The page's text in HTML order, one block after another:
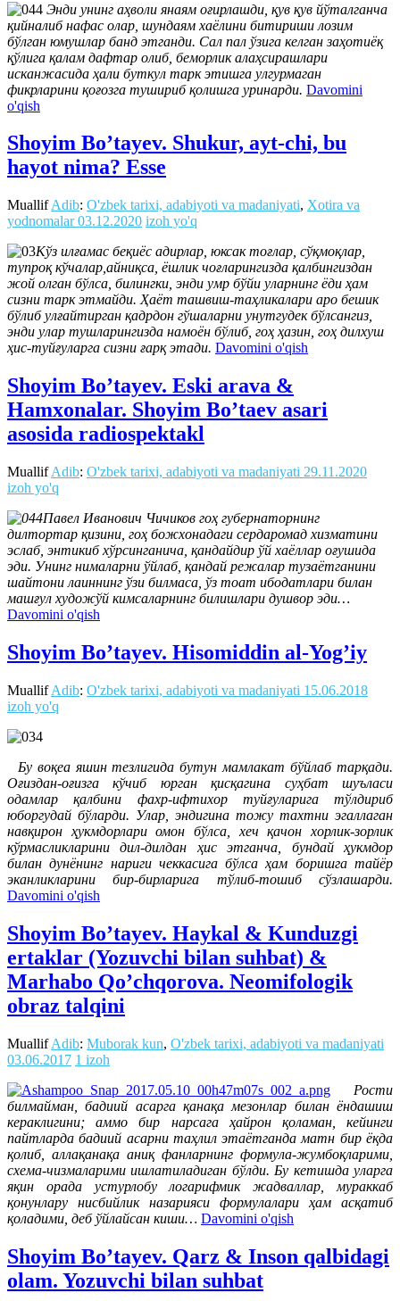
Энди унинг аҳволи янаям оғирлашди, қув қув йўталганча
қийналиб нафас олар, шундаям хаёлини битириши лозим
бўлган юмушлар банд этганди. Сал пал ўзига келган заҳотиёқ
қўлига қалам дафтар олиб, беморлик алаҳсирашлари
исканжасида ҳали буткул тарк этишга улгурмаган
фикрларини қоғозга тушириб қолишга уринарди. Davomini
o'qish
Shoyim Bo’tayev. Shukur, ayt-chi, bu
hayot nima? Esse
MuallifAdib: O'zbek tarixi, adabiyoti va madaniyati, Xotira va
yodnomalar 03.12.2020 izoh yo'q
Кўз илғамас беқиёс адирлар, юксак тоғлар, сўқмоқлар,
тупроқ кўчалар,айниқса, ёшлик чоғларингизда қалбингиздан
жой олган бўлса, билингки, энди умр бўйи уларнинг ёди ҳам
сизни тарк этмайди. Ҳаёт ташвиш-таҳликалари аро бешик
бўлиб улғайтирган қадрдон гўшаларни унутгудек бўлсангиз,
энди улар тушларингизда намоён бўлиб, гоҳ ҳазин, гоҳ дилхуш
ҳис-туйғуларга сизни ғарқ этади. Davomini o'qish
Shoyim Bo’tayev. Eski arava &
Hamxonalar. Shoyim Boʼtaev asari
asosida radiospektakl
MuallifAdib: O'zbek tarixi, adabiyoti va madaniyati 29.11.2020
izoh yo'q
Павел Иванович Чичиков гоҳ губернаторнинг
дилтортар қизини, гоҳ божхонадаги сердаромад хизматини
эслаб, энтикиб хўрсинганича, қандайдир ўй хаёллар оғушида
эди. Унинг нималарни ўйлаб, қандай режалар тузаётганини
шайтони лаиннинг ўзи билмаса, ўз тоат ибодатлари билан
машғул художўй кимсаларнинг билишлари душвор эди…
Davomini o'qish
Shoyim Bo’tayev. Hisomiddin al-Yog’iy
MuallifAdib: O'zbek tarixi, adabiyoti va madaniyati 15.06.2018
izoh yo'q
Бу воқеа яшин тезлигида бутун мамлакат бўйлаб тарқади.
Оғиздан-оғизга кўчиб юрган қисқагина суҳбат шуъласи
одамлар қалбини фахр-ифтихор туйғуларига тўлдириб
юборгудай бўларди. Улар, эндигина тожу тахтни эгаллаган
навқирон ҳукмдорлари омон бўлса, хеч қачон хорлик-зорлик
кўрмасликларини дил-дилдан ҳис этганча, бундай ҳукмдор
билан дунёнинг нариги чеккасига бўлса ҳам боришга тайёр
эканликларини бир-бирларига тўлиб-тошиб сўзлашарди.
Davomini o'qish
Shoyim Bo’tayev. Haykal & Kunduzgi
ertaklar (Yozuvchi bilan suhbat) &
Marhabo Qo’chqorova. Neomifologik
obraz talqini
MuallifAdib: Muborak kun, O'zbek tarixi, adabiyoti va madaniyati
03.06.2017 1 izoh
Рости
билмайман, бадиий асарга қанақа мезонлар билан ёндашиш
кераклигини; аммо бир нарсага ҳайрон қоламан, кейинги
пайтларда бадиий асарни таҳлил этаётганда матн бир ёқда
қолиб, аллақанақа аниқ фанларнинг формула-жумбоқларими,
схема-чизмаларими ишлатиладиган бўлди. Бу кетишда уларга
яқин орада устурлобу логарифмик жадваллар, мураккаб
қонунлару нисбийлик назарияси формулалари ҳам асқатиб
қоладими, деб ўйлайсан киши… Davomini o'qish
Shoyim Bo’tayev. Qarz & Inson qalbidagi
olam. Yozuvchi bilan suhbat